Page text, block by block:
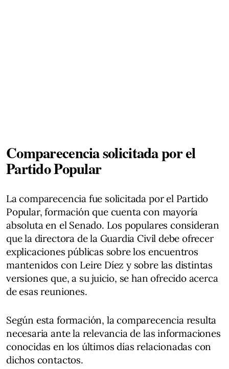
Comparecencia solicitada por el
Partido Popular
La comparecencia fue solicitada por el Partido
Popular, formación que cuenta con mayoría
absoluta en el Senado. Los populares consideran
que la directora de la Guardia Civil debe ofrecer
explicaciones públicas sobre los encuentros
mantenidos con Leire Díez y sobre las distintas
versiones que, a su juicio, se han ofrecido acerca
de esas reuniones.
Según esta formación, la comparecencia resulta
necesaria ante la relevancia de las informaciones
conocidas en los últimos días relacionadas con
dichos contactos.